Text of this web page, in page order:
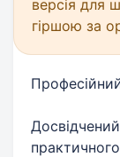
версія для
гіршою за